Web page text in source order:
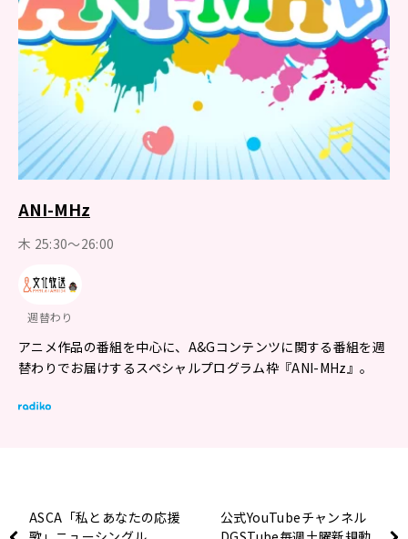
ANI-MHz
木 25:30～26:00
週替わり
アニメ作品の番組を中心に、A&Gコンテンツに関する番組を週
替わりでお届けするスペシャルプログラム枠『ANI-MHz』。
ASCA「私とあなたの応援
公式YouTubeチャンネル